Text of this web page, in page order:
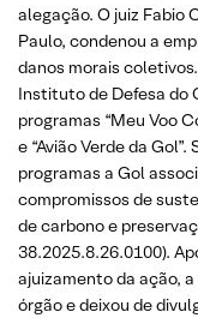
alegação. O juiz Fabio
Paulo, condenou a
danos morais
Instituto de Defesa do
programas “Meu Voo
e “Avião Verde da
programas a Gol
compromissos de
de carbono e
38.2025.8.26.0100).
ajuizamento da ação,
órgão e deixou de